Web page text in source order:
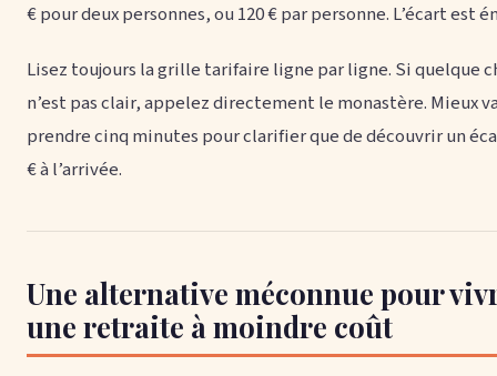
€ pour deux personnes, ou 120 € par personne. L’écart est
Lisez toujours la grille tarifaire ligne par ligne. Si quelque
n’est pas clair, appelez directement le monastère. Mieux
prendre cinq minutes pour clarifier que de découvrir un
€ à l’arrivée.
Une alternative méconnue pour
une retraite à moindre coût